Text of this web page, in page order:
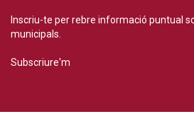
Inscriu-te per rebre informació puntual
municipals.
Subscriure'm